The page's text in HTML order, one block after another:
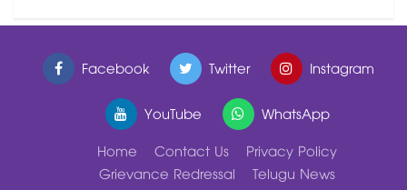
Facebook Twitter
Instagram
YouTube
WhatsApp
Home
Contact Us
Privacy Policy
Grievance Redressal
Telugu News